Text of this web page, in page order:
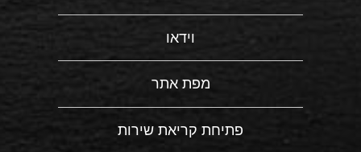
וידאו
מפת אתר
פתיחת קריאת שירות